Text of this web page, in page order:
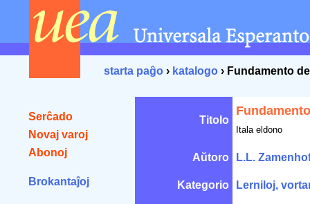
starta paĝo › katalogo › Fundamento
Serĉado
Novaj varoj
Abonoj
Brokantaĵoj
Titolo
Itala eldono
Aŭtoro L.L.
Kategorio Lerniloj,